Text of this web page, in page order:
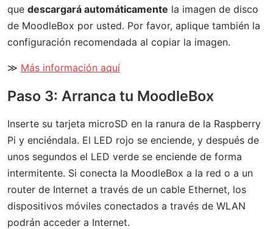
que descargará automáticamente la imagen de disco
de MoodleBox por usted. Por favor, aplique también la
configuración recomendada al copiar la imagen.
≫ Más información aquí
Paso 3: Arranca tu MoodleBox
Inserte su tarjeta microSD en la ranura de la Raspberry
Pi y enciéndala. El LED rojo se enciende, y después de
unos segundos el LED verde se enciende de forma
intermitente. Si conecta la MoodleBox a la red o a un
router de Internet a través de un cable Ethernet, los
dispositivos móviles conectados a través de WLAN
podrán acceder a Internet.